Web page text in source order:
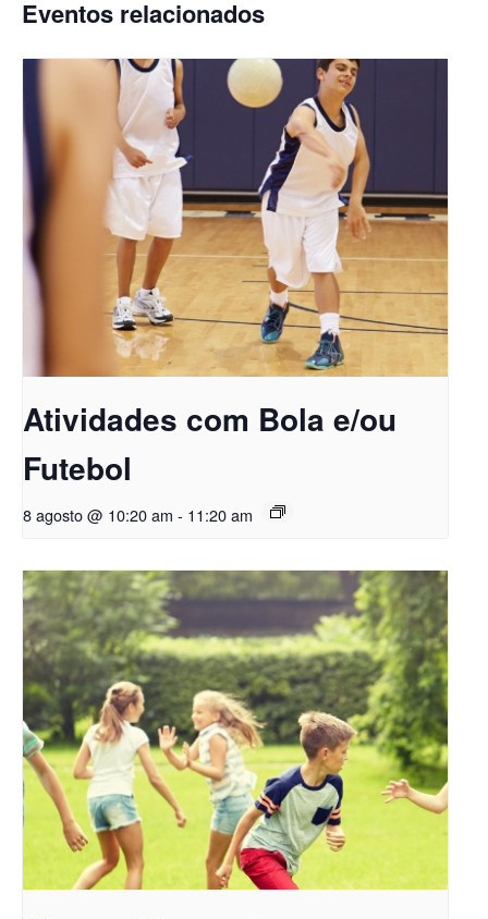
Eventos relacionados
Atividades com Bola e/ou
Futebol
8 agosto @ 10:20 am - 11:20 am